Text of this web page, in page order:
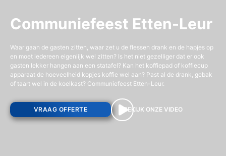
Communiefeest Etten-Leur
Waar gaan de gasten zitten, waar zet u de flessen drank en de hapjes op
en moet iedereen eigenlijk wel zitten? Is het niet gezelliger dat er ook
gasten lekker hangen aan een statafel? Kan het koffiepad of koffiecup
apparaat de hoeveelheid kopjes koffie wel aan? Past al de drank, gebak
of taart wel in de koelkast? Communiefeest Etten-Leur.
VRAAG OFFERTE BEKIJK ONZE VIDEO